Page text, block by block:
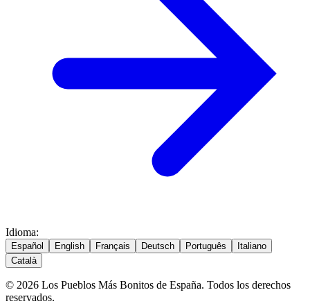
Idioma:
Español English Français Deutsch Português
Italiano
Català
© 2026 Los Pueblos Más Bonitos de España. Todos los derechos
reservados.